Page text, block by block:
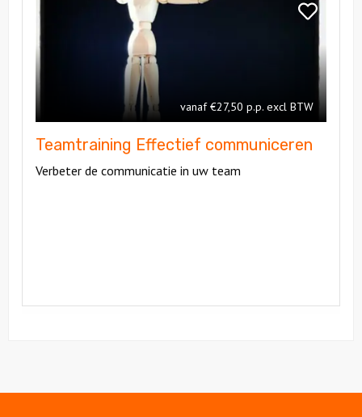
Bekijk
Effectief
vanaf €27,50 p.p. excl BTW
Teamtraining Effectief communiceren
Verbeter de communicatie in uw team
Teamtraining
communiceren